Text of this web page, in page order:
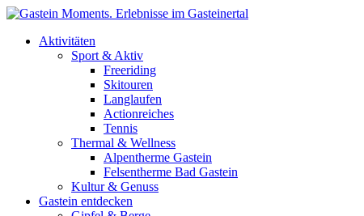
Direkt zum Inhalt
Aktivitäten
Sport & Aktiv
Freeriding
Skitouren
Langlaufen
Actionreiches
Tennis
Thermal & Wellness
Alpentherme Gastein
Felsentherme Bad Gastein
Kultur & Genuss
Gastein entdecken